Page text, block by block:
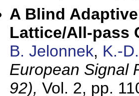
A Blind
Lattice/All-pass
B. Jelonnek, K.-
European Signal
92), Vol. 2, pp.